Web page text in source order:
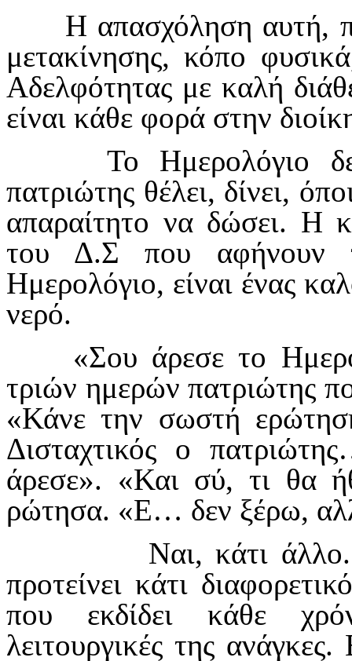
Η απασχόληση αυτή,
μετακίνησης, κόπο
Αδελφότητας με καλή
είναι κάθε φορά στην
Το Ημερολόγιο
πατριώτης θέλει, δίνει,
απαραίτητο να δώσει. Η
του Δ.Σ που αφήνουν
Ημερολόγιο, είναι ένας
νερό.
«Σου άρεσε το
τριών ημερών πατριώτης
«Κάνε την σωστή
Δισταχτικός ο
άρεσε». «Και σύ, τι θα
ρώτησα. «Ε… δεν ξέρω,
Ναι, κάτι άλλο.
προτείνει κάτι
που εκδίδει κάθε
λειτουργικές της